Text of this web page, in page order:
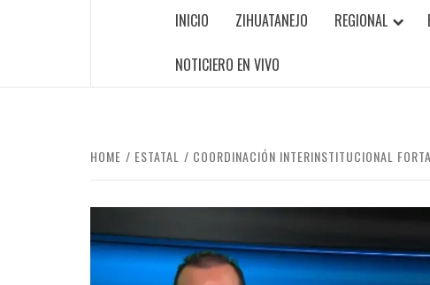
INICIO ZIHUATANEJO REGIONAL
NOTICIERO EN VIVO
HOME ESTATAL COORDINACIÓN INTERINSTITUCIONAL